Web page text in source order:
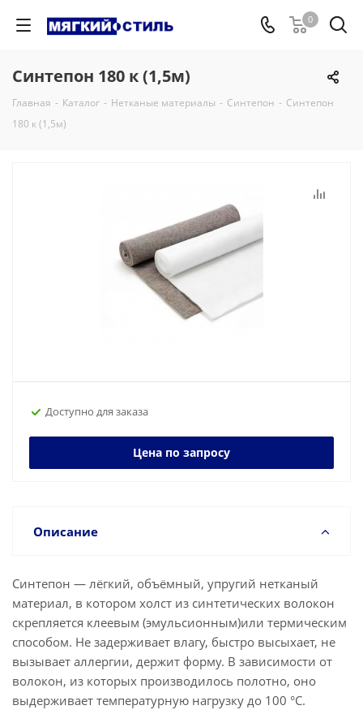
0
Синтепон 180 к (1,5м)
Главная - Каталог - Нетканые материалы - Синтепон - Синтепон
180 к (1,5м)
Доступно для заказа
Цена по запросу
Описание
Синтепон — лёгкий, объёмный, упругий нетканый
материал, в котором холст из синтетических волокон
скрепляется клеевым (эмульсионным)или термическим
способом. Не задерживает влагу, быстро высыхает, не
вызывает аллергии, держит форму. В зависимости от
волокон, из которых производилось полотно, оно
выдерживает температурную нагрузку до 100 °С.